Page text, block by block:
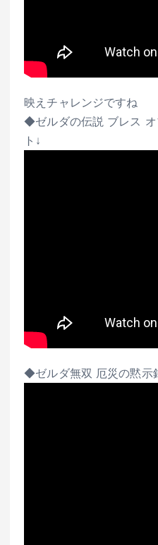
映えチャレンジですね
◆ゼルダの伝説 ブレス
ト↓
◆ゼルダ無双 厄災の黙示